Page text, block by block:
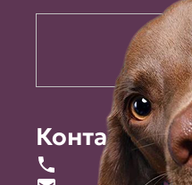
Контакты